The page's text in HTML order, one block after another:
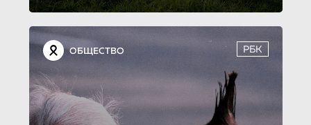
ОБЩЕСТВО РБК